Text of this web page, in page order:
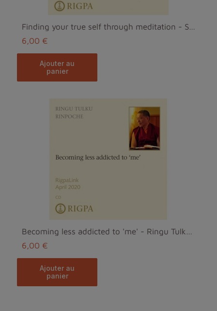
Finding your true self through meditation - Sogyal...
6,00 €
ajouter au
panier
Becoming less addicted to 'me' - Ringu Tulku Rinpo...
6,00 €
ajouter au
panier